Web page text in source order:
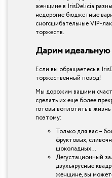
женщине в IrisDelicia
недорогие бюджетные
сногсшибательные VIP-
торжеств.
Дарим идеальную
Если вы обращаетесь в
торжественный повод!
Мы дорожим вашими
сделать их еще более
готовы воплотить в
поэтому:
Только для вас –
фруктовых,
шоколадных…
Дегустационный
двухъярусные
женщине, вы